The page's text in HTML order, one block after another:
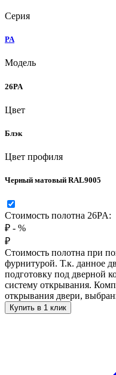
Серия
PA
Модель
26PA
Цвет
Блэк
Цвет профиля
Черный матовый RAL9005
Стоимость полотна 26PA:
₽ - %
₽
Стоимость полотна при
фурнитурой. Т.к. данное
подготовку под дверной
систему открывания.
открывания двери,
Купить в 1 клик